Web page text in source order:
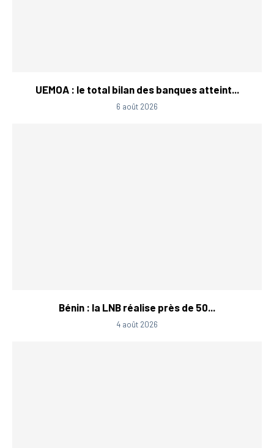
UEMOA : le total bilan des banques atteint...
6 août 2026
Bénin : la LNB réalise près de 50...
4 août 2026